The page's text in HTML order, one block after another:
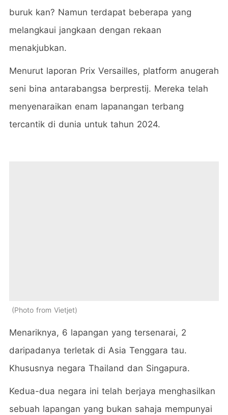
buruk kan? Namun terdapat beberapa yang
melangkaui jangkaan dengan rekaan
menakjubkan.
Menurut laporan Prix Versailles, platform anugerah
seni bina antarabangsa berprestij. Mereka telah
menyenaraikan enam lapanangan terbang
tercantik di dunia untuk tahun 2024.
Photo from Vietjet
Menariknya, 6 lapangan yang tersenarai, 2
daripadanya terletak di Asia Tenggara tau.
Khususnya negara Thailand dan Singapura.
Kedua-dua negara ini telah berjaya menghasilkan
sebuah lapangan yang bukan sahaja mempunyai